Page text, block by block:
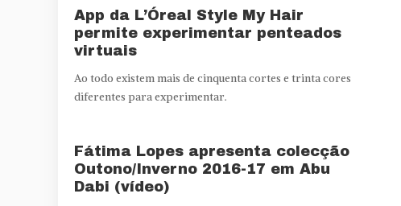
App da L’Óreal Style My Hair
permite experimentar penteados
virtuais
Ao todo existem mais de cinquenta cortes e trinta cores
diferentes para experimentar.
Fátima Lopes apresenta colecção
Outono/Inverno 2016-17 em Abu
Dabi (vídeo)